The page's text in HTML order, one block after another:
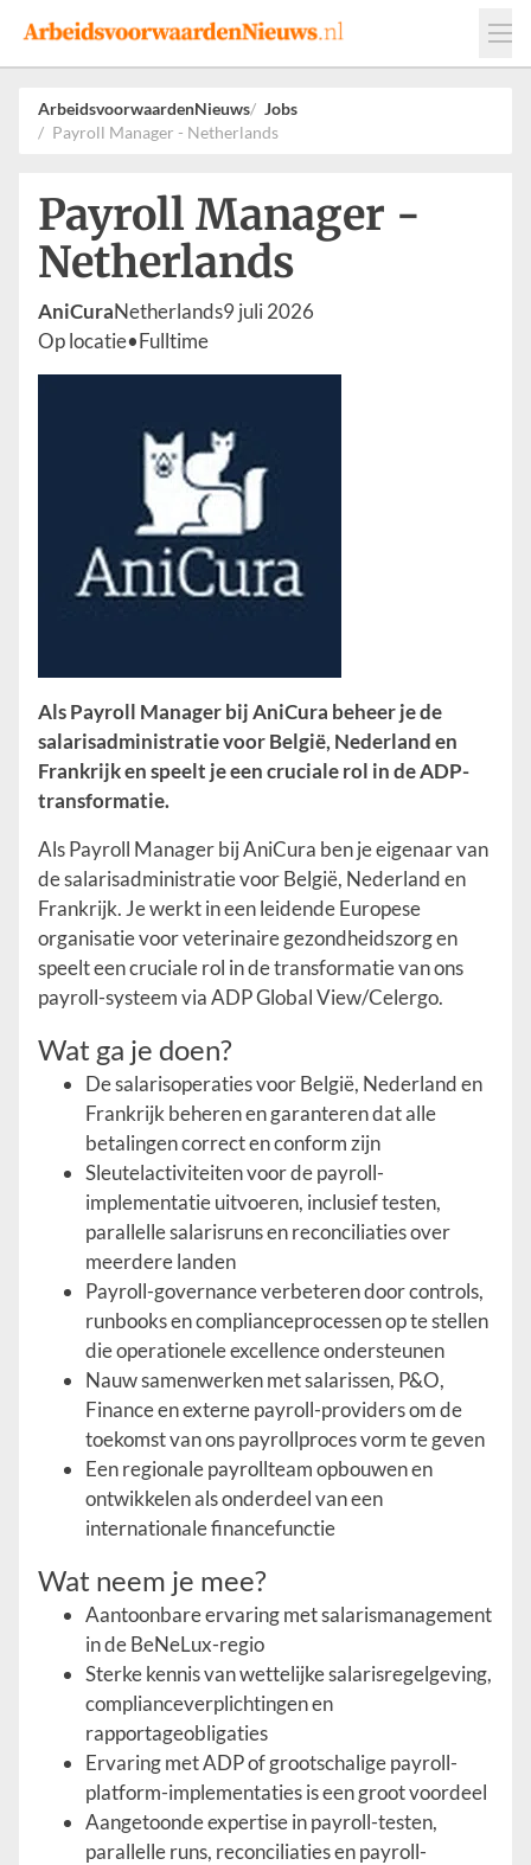
Events
Adverteren
Leveranciers
Werkgevers
ArbeidsvoorwaardenNieuws
Jobs
Payroll Manager - Netherlands
Payroll Manager -
Netherlands
AniCuraNetherlands9 juli 2026
Op locatie•Fulltime
Als Payroll Manager bij AniCura beheer je de
salarisadministratie voor België, Nederland en
Frankrijk en speelt je een cruciale rol in de ADP-
transformatie.
Als Payroll Manager bij AniCura ben je eigenaar van
de salarisadministratie voor België, Nederland en
Frankrijk. Je werkt in een leidende Europese
organisatie voor veterinaire gezondheidszorg en
speelt een cruciale rol in de transformatie van ons
payroll-systeem via ADP Global View/Celergo.
Wat ga je doen?
De salarisoperaties voor België, Nederland en
Frankrijk beheren en garanteren dat alle
betalingen correct en conform zijn
Sleutelactiviteiten voor de payroll-
implementatie uitvoeren, inclusief testen,
parallelle salarisruns en reconciliaties over
meerdere landen
Payroll-governance verbeteren door controls,
runbooks en complianceprocessen op te stellen
die operationele excellence ondersteunen
Nauw samenwerken met salarissen, P&O,
Finance en externe payroll-providers om de
toekomst van ons payrollproces vorm te geven
Een regionale payrollteam opbouwen en
ontwikkelen als onderdeel van een
internationale financefunctie
Wat neem je mee?
Aantoonbare ervaring met salarismanagement
in de BeNeLux-regio
Sterke kennis van wettelijke salarisregelgeving,
complianceverplichtingen en
rapportageobligaties
Ervaring met ADP of grootschalige payroll-
platform-implementaties is een groot voordeel
Aangetoonde expertise in payroll-testen,
parallelle runs, reconciliaties en payroll-